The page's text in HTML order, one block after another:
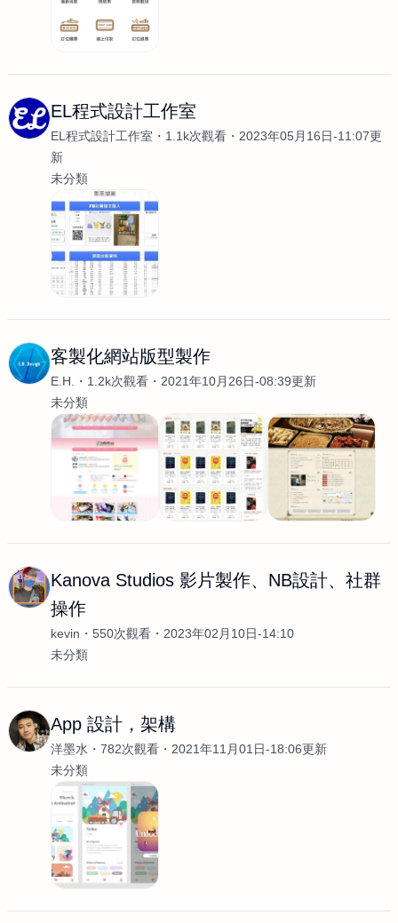
EL程式設計工作室
EL程式設計工作室 1.1k次觀看
2023年05月16日-11:07更
新
未分類
客製化網站版型製作
E.H. 1.2k次觀看
2021年10月26日-08:39更新
未分類
Kanova Studios 影片製作、NB設計、社群
操作
kevin 550次觀看
2023年02月10日-14:10
未分類
App 設計，架構
洋墨水 782次觀看
2021年11月01日-18:06更新
未分類